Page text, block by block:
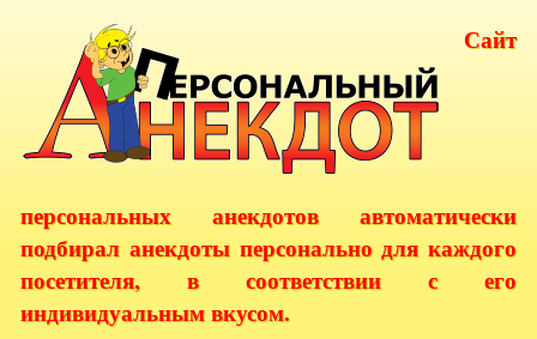
Сайт
персональных анекдотов автоматически
подбирал анекдоты персонально для каждого
посетителя, в соответствии с его
индивидуальным вкусом.